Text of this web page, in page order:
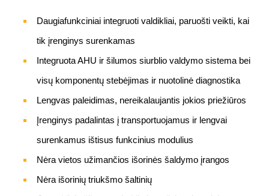
Daugiafunkciniai integruoti valdikliai, paruošti veikti, kai
tik įrenginys surenkamas
Integruota AHU ir šilumos siurblio valdymo sistema bei
visų komponentų stebėjimas ir nuotolinė diagnostika
Lengvas paleidimas, nereikalaujantis jokios priežiūros
Įrenginys padalintas į transportuojamus ir lengvai
surenkamus ištisus funkcinius modulius
Nėra vietos užimančios išorinės šaldymo įrangos
Nėra išorinių triukšmo šaltinių